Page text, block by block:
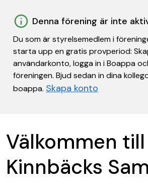
Denna förening är inte
Du som är styrelsemedlem i
starta upp en gratis provperiod:
användarkonto, logga in i Boappa
föreningen. Bjud sedan in dina
boappa. Skapa konto
Välkommen
Kinnbäcks